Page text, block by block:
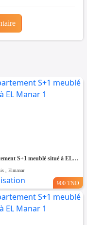
appartement S+1 meublé situé à EL Manar 1
, Elmanar
900 TND